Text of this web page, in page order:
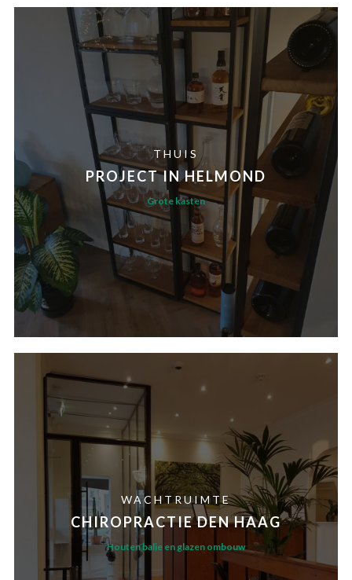
THUIS
PROJECT IN HELMOND
Grote kasten
WACHTRUIMTE
CHIROPRACTIE DEN HAAG
Houten balie en glazen ombouw